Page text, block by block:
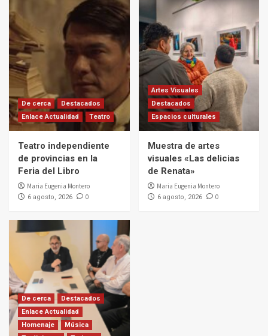
De cerca
Destacados
Enlace Actualidad
Teatro
Teatro independiente
de provincias en la
Feria del Libro
Maria Eugenia Montero
6 agosto, 2026 0
Artes Visuales
Destacados
Espacios culturales
Muestra de artes
visuales «Las delicias
de Renata»
Maria Eugenia Montero
6 agosto, 2026 0
De cerca
Destacados
Enlace Actualidad
Homenaje
Música